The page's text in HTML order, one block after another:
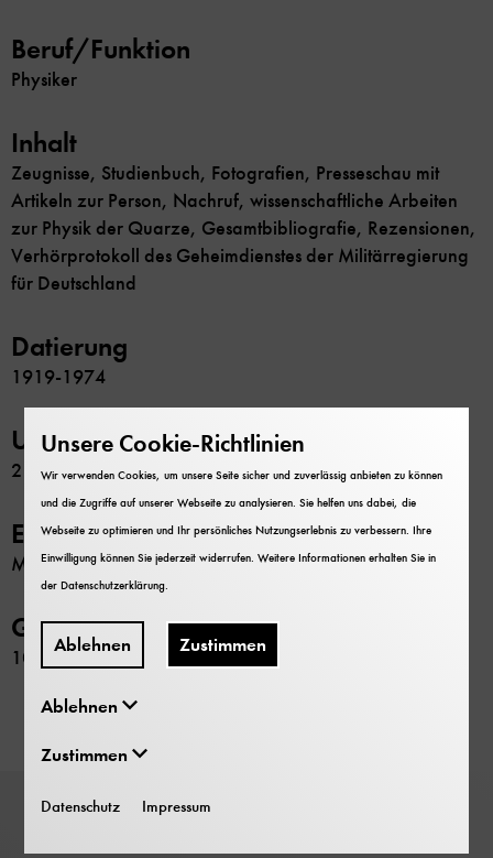
Beruf/Funktion
Physiker
Inhalt
Zeugnisse, Studienbuch, Fotografien, Presseschau mit
Artikeln zur Person, Nachruf, wissenschaftliche Arbeiten
zur Physik der Quarze, Gesamtbibliografie, Rezensionen,
Verhörprotokoll des Geheimdienstes der Militärregierung
für Deutschland
Datierung
1919-1974
Umfang
2 Schachteln
Erschließung
Maschinenschriftliches Verzeichnis
GND-Nr.
106292412
Unsere Cookie-Richtlinien
Wir verwenden Cookies, um unsere Seite sicher und zuverlässig anbieten zu können
und die Zugriffe auf unserer Webseite zu analysieren. Sie helfen uns dabei, die
Webseite zu optimieren und Ihr persönliches Nutzungserlebnis zu verbessern. Ihre
Einwilligung können Sie jederzeit widerrufen. Weitere Informationen erhalten Sie in
derDatenschutzerklärung
Ablehnen Zustimmen
Ablehnen
Zustimmen
Datenschutz Impressum